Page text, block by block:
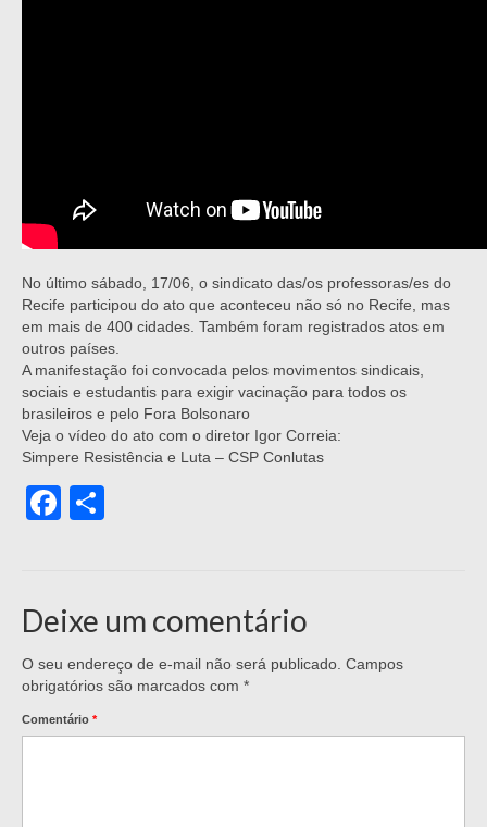
No último sábado, 17/06, o sindicato das/os professoras/es do
Recife participou do ato que aconteceu não só no Recife, mas
em mais de 400 cidades. Também foram registrados atos em
outros países.
A manifestação foi convocada pelos movimentos sindicais,
sociais e estudantis para exigir vacinação para todos os
brasileiros e pelo Fora Bolsonaro
Veja o vídeo do ato com o diretor Igor Correia:
Simpere Resistência e Luta – CSP Conlutas
Facebook
Deixe um comentário
O seu endereço de e-mail não será publicado. Campos
obrigatórios são marcados com *
Comentário *